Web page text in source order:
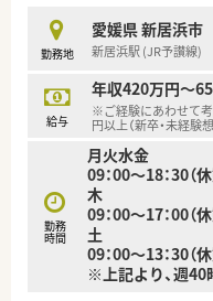
個人で止めず全社
安心して勤務するこ
＜業務内容＞
■近隣にあるクリニ
います。
■処方箋枚数は1日あ
■調剤・投薬・監査等
■在宅患者様の対応も
＜研修制度＞
■ご入職後は実務を
■15分単位で受講可
■会社指定の研修・勉
勤務地
愛媛県 新居浜市
新居浜駅 (JR予讃線)
給与
年収420万円～
※ご経験にあわせて考
円以上（新卒・未経験想
勤務
時間
月火水金
09：00～18：30（
木
09：00～17：00（
土
09：00～13：30（
※上記より、週